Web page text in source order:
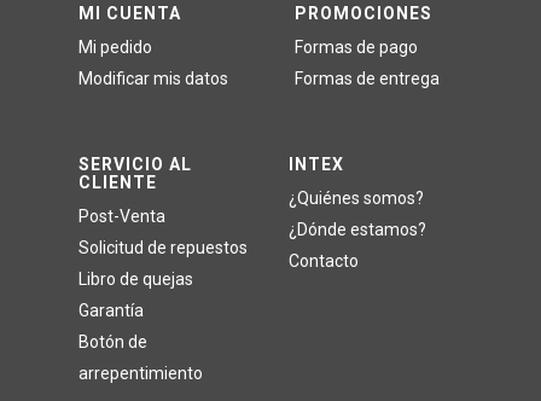
MI CUENTA
Mi pedido
Modificar mis datos
SERVICIO AL
CLIENTE
Post-Venta
Solicitud de repuestos
Libro de quejas
Garantía
Botón de
arrepentimiento
PROMOCIONES
Formas de pago
Formas de entrega
INTEX
¿Quiénes somos?
¿Dónde estamos?
Contacto